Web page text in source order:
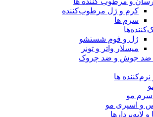
کرم و ژل مرطوب‌کننده
سرم ها
ژل و فوم شستشو
میسلار واتر و تونر
ضد جوش و ضد چروک
ها
سرم مو
و اسپری مو
لایه‌بردارها